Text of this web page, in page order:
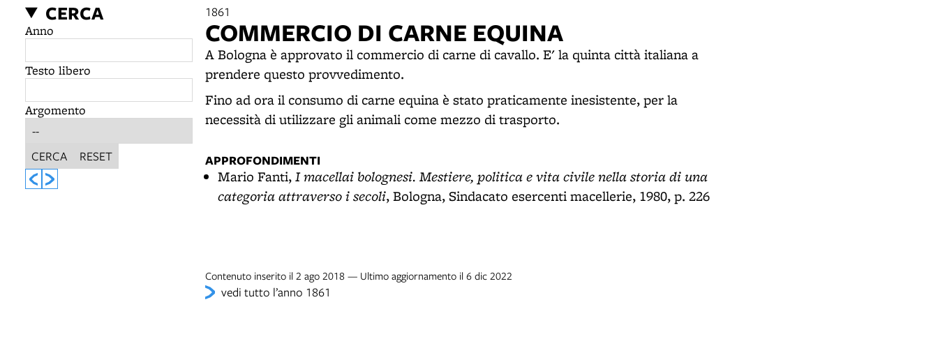
CERCA
Anno
Testo libero
Argomento
CERCA RESET
1861
COMMERCIO DI CARNE EQUINA
A Bologna è approvato il commercio di carne di cavallo. E' la quinta città italiana a
prendere questo provvedimento.
Fino ad ora il consumo di carne equina è stato praticamente inesistente, per la
necessità di utilizzare gli animali come mezzo di trasporto.
APPROFONDIMENTI
Mario Fanti,I macellai bolognesi. Mestiere, politica e vita civile nella storia di una
categoria attraverso i secoli, Bologna, Sindacato esercenti macellerie, 1980, p. 226
Contenuto inserito il 2 ago 2018 — Ultimo aggiornamento il 6 dic 2022
vedi tutto l’anno 1861